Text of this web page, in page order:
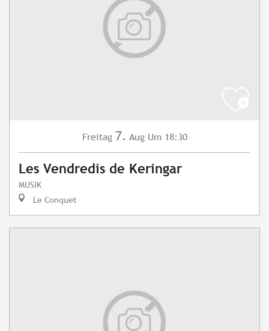
Freitag 7. Aug Um 18:30
Les Vendredis de Keringar
MUSIK
Le Conquet